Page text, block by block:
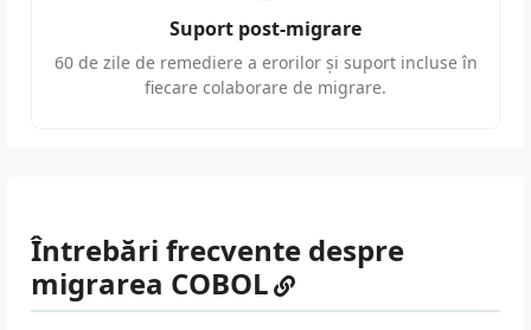
Suport post-migrare
60 de zile de remediere a erorilor și suport incluse în
fiecare colaborare de migrare.
Întrebări frecvente despre
migrarea COBOL